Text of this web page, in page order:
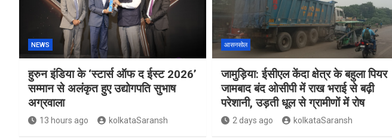
NEWS
हुरुन इंडिया के ‘स्टार्स ऑफ द ईस्ट 2026’
सम्मान से अलंकृत हुए उद्योगपति सुभाष
अग्रवाला
13 hours ago kolkataSaransh
आसनसोल
जामुड़िया: ईसीएल केंदा क्षेत्र के बहुला पियर
जामबाद बंद ओसीपी में राख भराई से बढ़ी
परेशानी, उड़ती धूल से ग्रामीणों में रोष
2 days ago kolkataSaransh